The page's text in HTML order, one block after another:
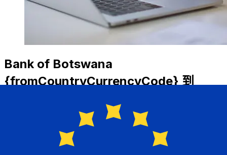
Bank of Botswana
{fromCountryCurrencyCode} 到
Bank of Botswana 从BWP 到EUR 的国际汇款费用取决于